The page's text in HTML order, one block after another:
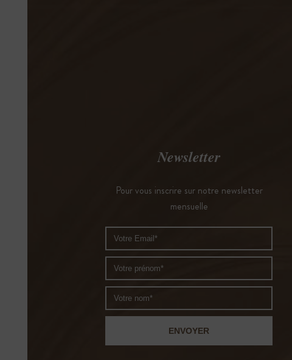
Newsletter
Pour vous inscrire sur notre newsletter
mensuelle